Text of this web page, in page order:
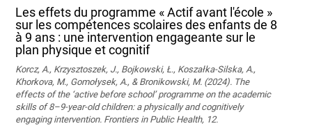
Les effets du programme « Actif avant l'école »
sur les compétences scolaires des enfants de 8
à 9 ans : une intervention engageante sur le
plan physique et cognitif
Korcz, A., Krzysztoszek, J., Bojkowski, Ł., Koszałka-Silska, A.,
Khorkova, M., Gomołysek, A., & Bronikowski, M. (2024). The
effects of the ‘active before school’ programme on the academic
skills of 8–9-year-old children: a physically and cognitively
engaging intervention. Frontiers in Public Health, 12.